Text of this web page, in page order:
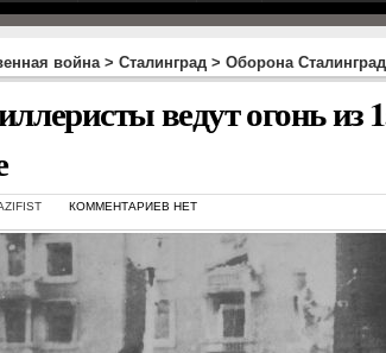
война> Сталинград > Оборона
ведут огонь из
КОММЕНТАРИЕВ НЕТ